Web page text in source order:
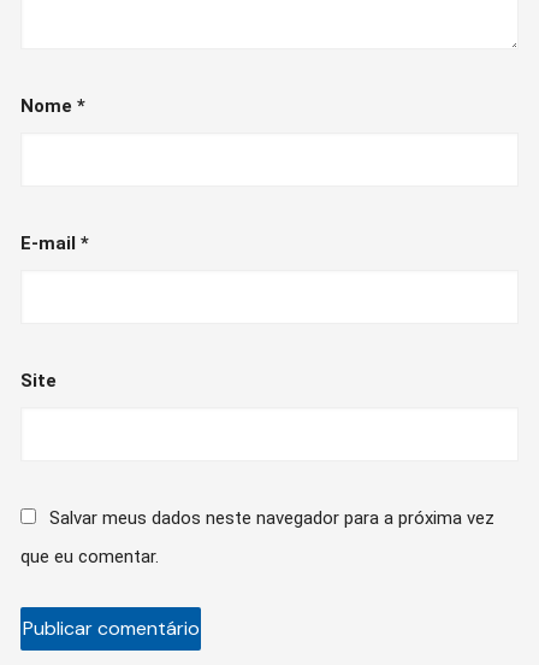
Nome*
E-mail*
Site
Salvar meus dados neste navegador para a próxima vez
que eu comentar.